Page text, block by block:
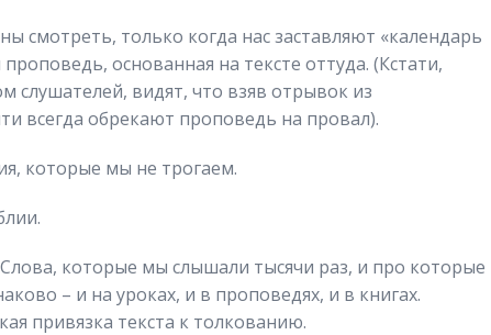
смотреть, только когда нас заставляют «календарь
основанная на тексте оттуда. (Кстати,
слушателей, видят, что взяв отрывок из
всегда обрекают проповедь на провал).
которые мы не трогаем.
которые мы слышали тысячи раз, и про которые
– и на уроках, и в проповедях, и в книгах.
привязка текста к толкованию.